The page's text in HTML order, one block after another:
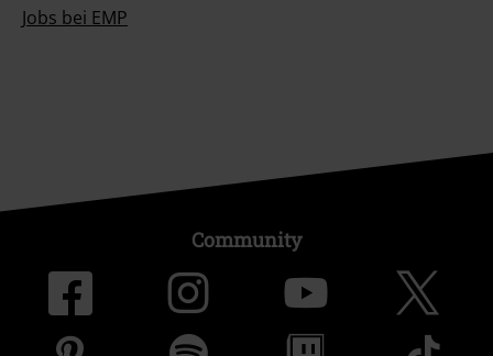
Jobs bei EMP
Community